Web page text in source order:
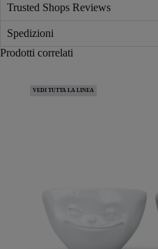
Trusted Shops Reviews
Spedizioni
Prodotti correlati
VEDI TUTTA LA LINEA